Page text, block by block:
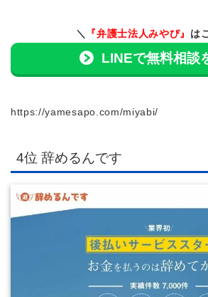
＼ 『弁護士法人みやび』 は
LINEで無料相談
https://yamesapo.com/miyabi/
4位 辞めるんです